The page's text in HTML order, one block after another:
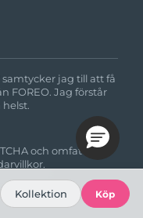
jag till att få
FOREO. Jag förstår
och omfattas av
Kollektion Köp